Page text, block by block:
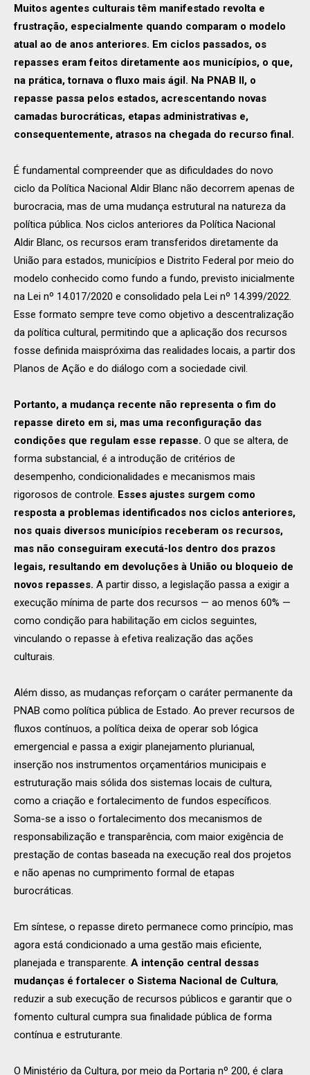
Muitos agentes culturais têm manifestado revolta e
frustração, especialmente quando comparam o modelo
atual ao de anos anteriores. Em ciclos passados, os
repasses eram feitos diretamente aos municípios, o que,
na prática, tornava o fluxo mais ágil. Na PNAB II, o
repasse passa pelos estados, acrescentando novas
camadas burocráticas, etapas administrativas e,
consequentemente, atrasos na chegada do recurso final.
É fundamental compreender que as dificuldades do novo
ciclo da Política Nacional Aldir Blanc não decorrem apenas de
burocracia, mas de uma mudança estrutural na natureza da
política pública. Nos ciclos anteriores da Política Nacional
Aldir Blanc, os recursos eram transferidos diretamente da
União para estados, municípios e Distrito Federal por meio do
modelo conhecido como fundo a fundo, previsto inicialmente
na Lei nº 14.017/2020 e consolidado pela Lei nº 14.399/2022.
Esse formato sempre teve como objetivo a descentralização
da política cultural, permitindo que a aplicação dos recursos
fosse definida maispróxima das realidades locais, a partir dos
Planos de Ação e do diálogo com a sociedade civil.
Portanto, a mudança recente não representa o fim do
repasse direto em si, mas uma reconfiguração das
condições que regulam esse repasse. O que se altera, de
forma substancial, é a introdução de critérios de
desempenho, condicionalidades e mecanismos mais
rigorosos de controle. Esses ajustes surgem como
resposta a problemas identificados nos ciclos anteriores,
nos quais diversos municípios receberam os recursos,
mas não conseguiram executá-los dentro dos prazos
legais, resultando em devoluções à União ou bloqueio de
novos repasses. A partir disso, a legislação passa a exigir a
execução mínima de parte dos recursos — ao menos 60% —
como condição para habilitação em ciclos seguintes,
vinculando o repasse à efetiva realização das ações
culturais.
Além disso, as mudanças reforçam o caráter permanente da
PNAB como política pública de Estado. Ao prever recursos de
fluxos contínuos, a política deixa de operar sob lógica
emergencial e passa a exigir planejamento plurianual,
inserção nos instrumentos orçamentários municipais e
estruturação mais sólida dos sistemas locais de cultura,
como a criação e fortalecimento de fundos específicos.
Soma-se a isso o fortalecimento dos mecanismos de
responsabilização e transparência, com maior exigência de
prestação de contas baseada na execução real dos projetos
e não apenas no cumprimento formal de etapas
burocráticas.
Em síntese, o repasse direto permanece como princípio, mas
agora está condicionado a uma gestão mais eficiente,
planejada e transparente. A intenção central dessas
mudanças é fortalecer o Sistema Nacional de Cultura,
reduzir a sub execução de recursos públicos e garantir que o
fomento cultural cumpra sua finalidade pública de forma
contínua e estruturante.
O Ministério da Cultura, por meio da Portaria nº 200, é clara